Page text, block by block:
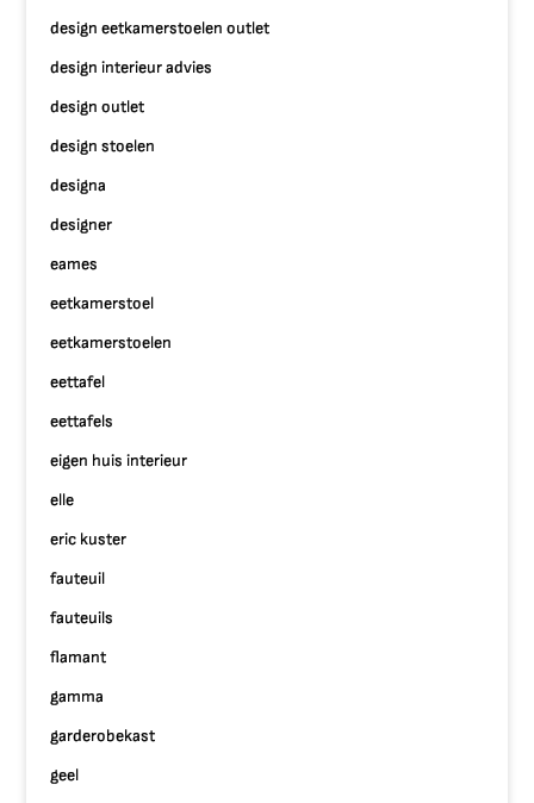
design eetkamerstoelen outlet
design interieur advies
design outlet
design stoelen
designa
designer
eames
eetkamerstoel
eetkamerstoelen
eettafel
eettafels
eigen huis interieur
elle
eric kuster
fauteuil
fauteuils
flamant
gamma
garderobekast
geel